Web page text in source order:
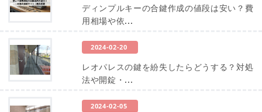
ディンプルキーの合鍵作成の値段は安い？費
用相場や依...
2024-02-20
レオパレスの鍵を紛失したらどうする？対処
法や開錠・...
2024-02-05